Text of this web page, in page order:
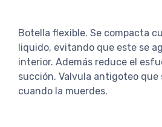
Botella flexible. Se compacta
liquido, evitando que este se
interior. Además reduce el
succión. Valvula antigoteo que
cuando la muerdes.